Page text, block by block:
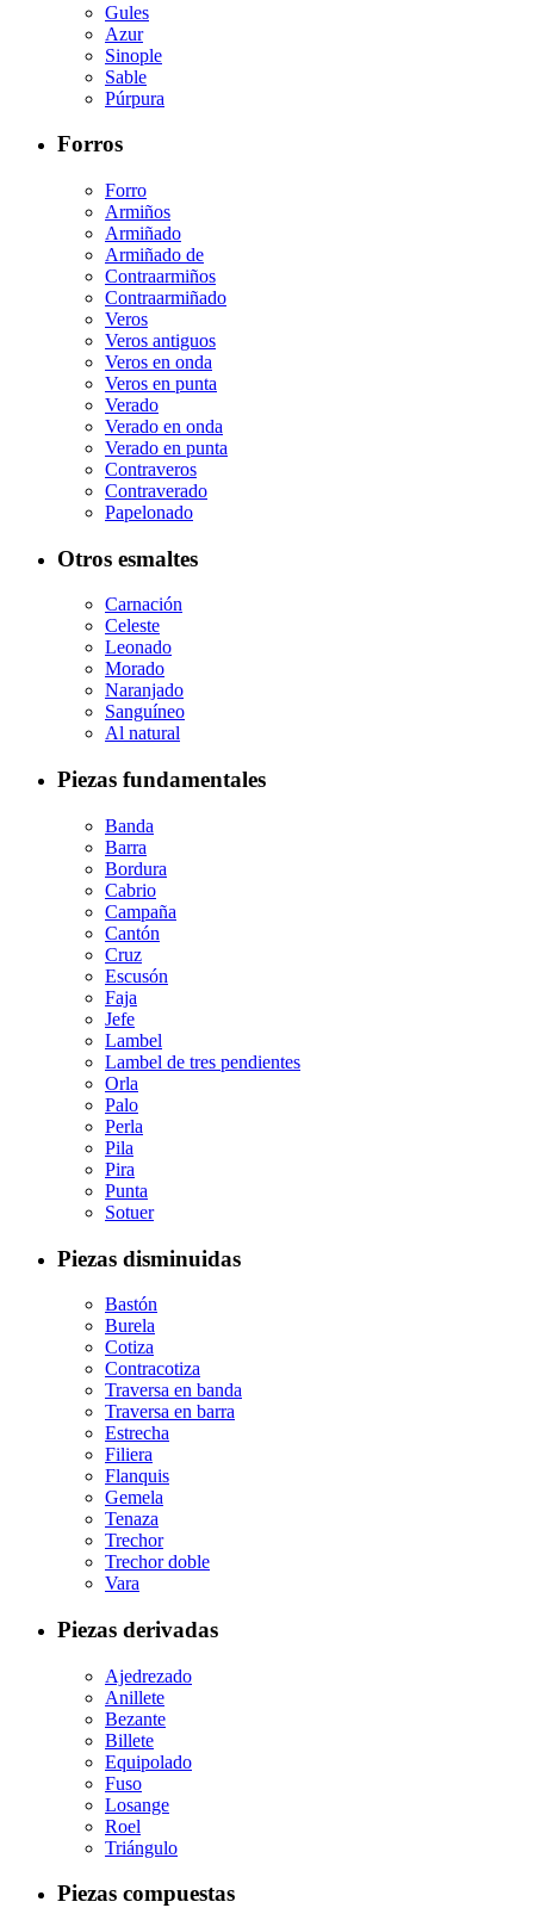
Gules
Azur
Sinople
Sable
Púrpura
Forros
Forro
Armiños
Armiñado
Armiñado de
Contraarmiños
Contraarmiñado
Veros
Veros antiguos
Veros en onda
Veros en punta
Verado
Verado en onda
Verado en punta
Contraveros
Contraverado
Papelonado
Otros esmaltes
Carnación
Celeste
Leonado
Morado
Naranjado
Sanguíneo
Al natural
Piezas fundamentales
Banda
Barra
Bordura
Cabrio
Campaña
Cantón
Cruz
Escusón
Faja
Jefe
Lambel
Lambel de tres pendientes
Orla
Palo
Perla
Pila
Pira
Punta
Sotuer
Piezas disminuidas
Bastón
Burela
Cotiza
Contracotiza
Traversa en banda
Traversa en barra
Estrecha
Filiera
Flanquis
Gemela
Tenaza
Trechor
Trechor doble
Vara
Piezas derivadas
Ajedrezado
Anillete
Bezante
Billete
Equipolado
Fuso
Losange
Roel
Triángulo
Piezas compuestas